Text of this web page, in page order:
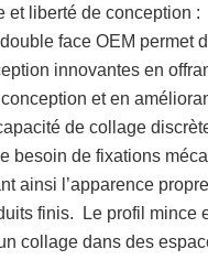
et liberté de conception :
face OEM permet
innovantes en
et en
de collage
besoin de fixations
ainsi l’apparence
finis. Le profil mince
collage dans des